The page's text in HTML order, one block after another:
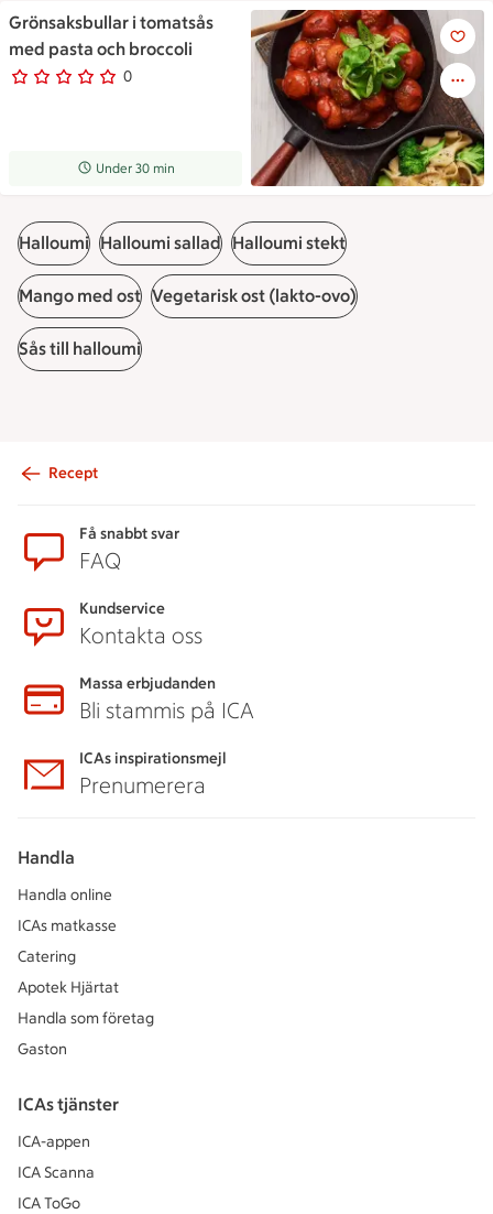
Grönsaksbullar i tomatsås
med pasta och broccoli
0
0 personer har röstat
Receptet tar Under 30 min att tillaga
Under 30 min
En stekpanna med
Halloumi Halloumi sallad Halloumi stekt
Mango med ost Vegetarisk ost (lakto-ovo)
Sås till halloumi
Recept
Få snabbt svar
FAQ
Kundservice
Kontakta oss
Massa erbjudanden
Bli stammis på ICA
ICAs inspirationsmejl
Prenumerera
Handla
Handla online
ICAs matkasse
Catering
Apotek Hjärtat
Handla som företag
Gaston
ICAs tjänster
ICA-appen
ICA Scanna
ICA ToGo